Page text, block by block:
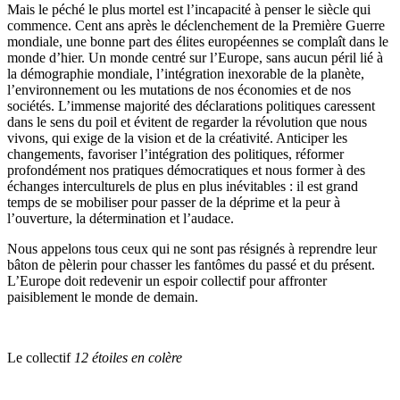
Mais le péché le plus mortel est l’incapacité à penser le siècle qui
commence. Cent ans après le déclenchement de la Première Guerre
mondiale, une bonne part des élites européennes se complaît dans le
monde d’hier. Un monde centré sur l’Europe, sans aucun péril lié à
la démographie mondiale, l’intégration inexorable de la planète,
l’environnement ou les mutations de nos économies et de nos
sociétés. L’immense majorité des déclarations politiques caressent
dans le sens du poil et évitent de regarder la révolution que nous
vivons, qui exige de la vision et de la créativité. Anticiper les
changements, favoriser l’intégration des politiques, réformer
profondément nos pratiques démocratiques et nous former à des
échanges interculturels de plus en plus inévitables : il est grand
temps de se mobiliser pour passer de la déprime et la peur à
l’ouverture, la détermination et l’audace.
Nous appelons tous ceux qui ne sont pas résignés à reprendre leur
bâton de pèlerin pour chasser les fantômes du passé et du présent.
L’Europe doit redevenir un espoir collectif pour affronter
paisiblement le monde de demain.
Le collectif 12 étoiles en colère